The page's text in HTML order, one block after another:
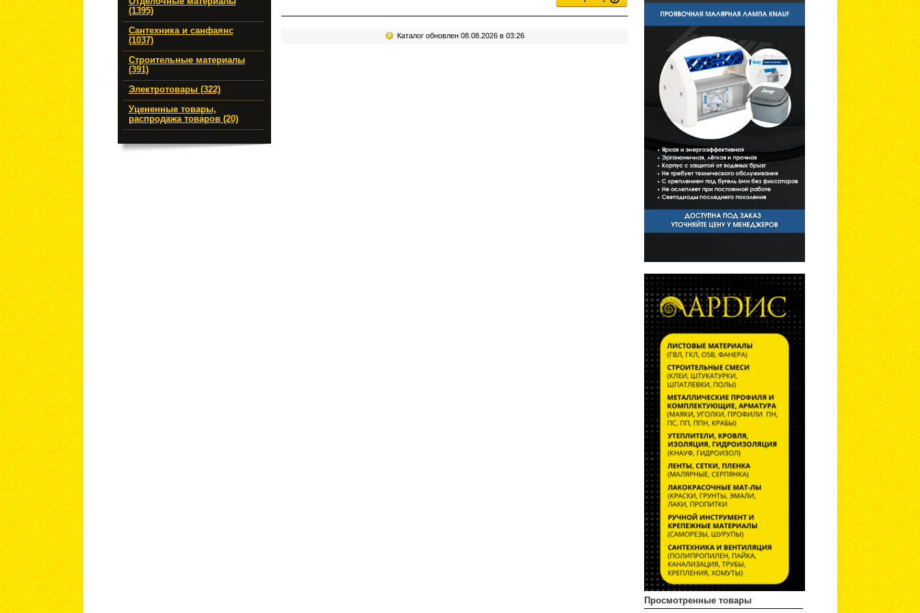
Просмотренные товары
(1395)
Сантехника и санфаянс
(1037)
Строительные материалы
(391)
Электротовары (322)
Уцененные товары,
распродажа товаров (20)
Каталог обновлен 08.08.2026 в 03:26